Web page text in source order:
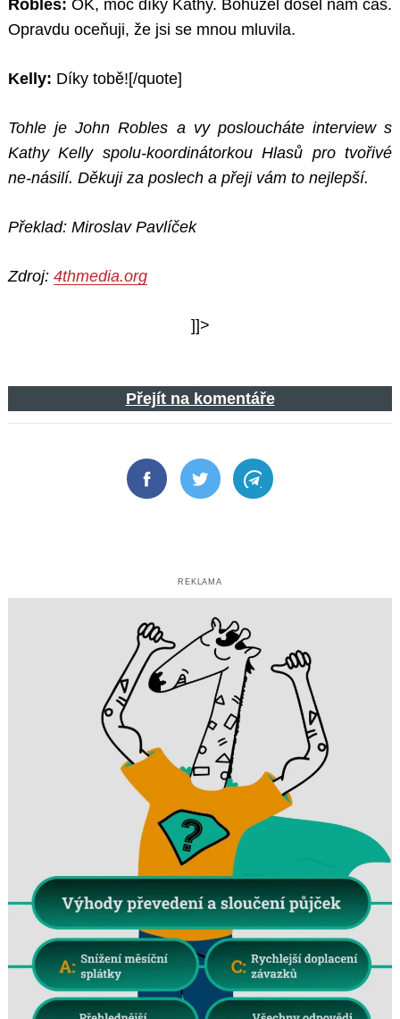
Robles: OK, moc díky Kathy. Bohužel došel nám čas.
Opravdu oceňuji, že jsi se mnou mluvila.
Kelly: Díky tobě![/quote]
Tohle je John Robles a vy posloucháte interview s
Kathy Kelly spolu-koordinátorkou Hlasů pro tvořivé
ne-násilí. Děkuji za poslech a přeji vám to nejlepší.
Překlad: Miroslav Pavlíček
Zdroj: 4thmedia.org
]]>
Přejít na komentáře
FacebookTwitter Telegram
REKLAMA